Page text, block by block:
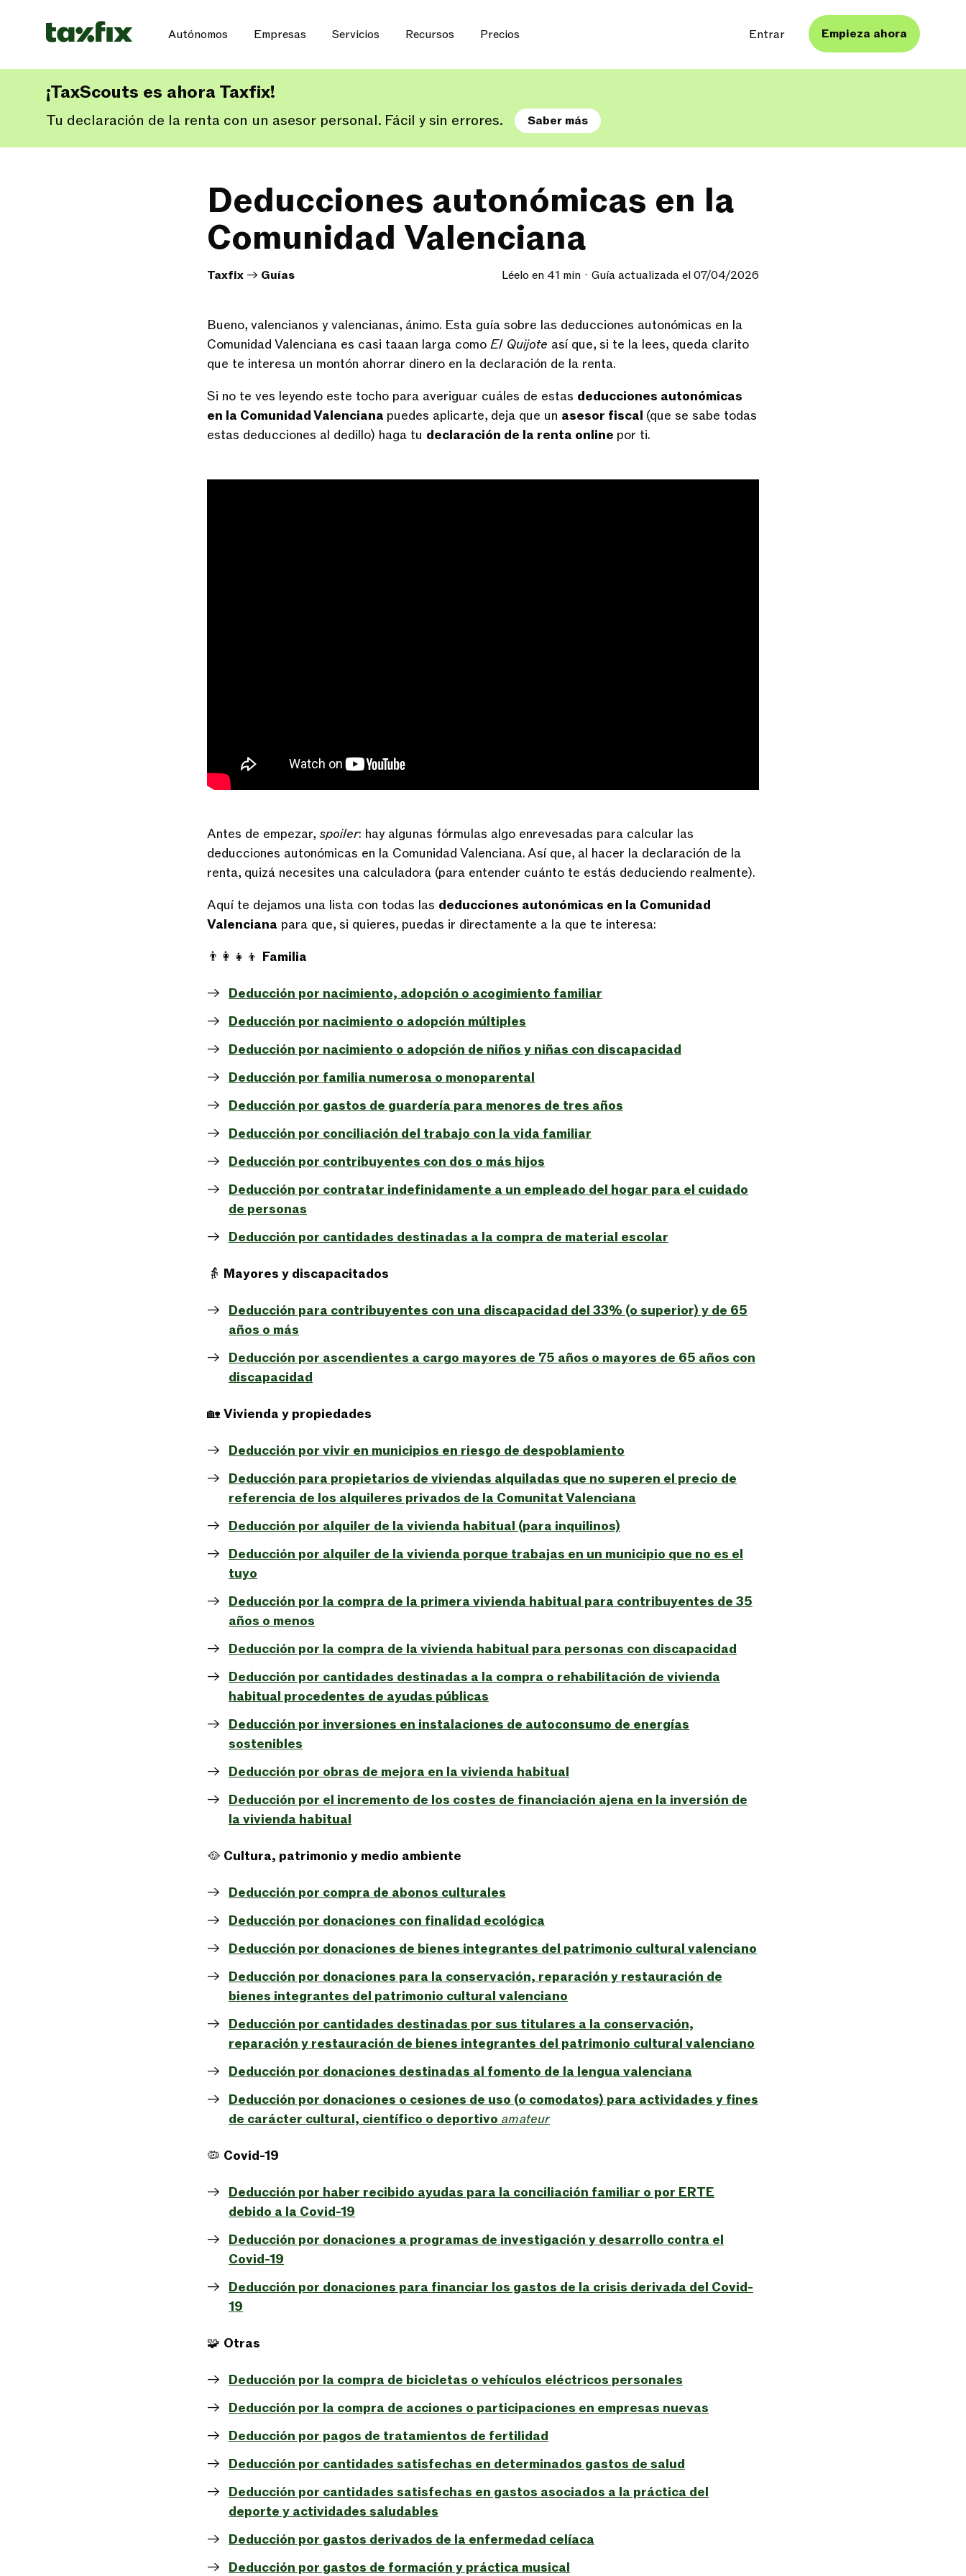
Autónomos Empresas Servicios Recursos Precios Entrar Empieza ahora
¡TaxScouts es ahora Taxfix!
Tu declaración de la renta con un asesor personal. Fácil y sin errores. Saber más
Deducciones autonómicas en la
Comunidad Valenciana
Taxfix -> Guías Léelo en 41 min Guía actualizada el 07/04/2026
Bueno, valencianos y valencianas, ánimo. Esta guía sobre las deducciones autonómicas en la
Comunidad Valenciana es casi taaan larga como El Quijote así que, si te la lees, queda clarito
que te interesa un montón ahorrar dinero en la declaración de la renta.
Si no te ves leyendo este tocho para averiguar cuáles de estas deducciones autonómicas
en la Comunidad Valenciana puedes aplicarte, deja que un asesor fiscal (que se sabe todas
estas deducciones al dedillo) haga tu declaración de la renta online por ti.
Antes de empezar, spoiler: hay algunas fórmulas algo enrevesadas para calcular las
deducciones autonómicas en la Comunidad Valenciana. Así que, al hacer la declaración de la
renta, quizá necesites una calculadora (para entender cuánto te estás deduciendo realmente).
Aquí te dejamos una lista con todas las deducciones autonómicas en la Comunidad
Valenciana para que, si quieres, puedas ir directamente a la que te interesa:
👨‍👩‍👧‍👦 Familia
Deducción por nacimiento, adopción o acogimiento familiar
Deducción por nacimiento o adopción múltiples
Deducción por nacimiento o adopción de niños y niñas con discapacidad
Deducción por familia numerosa o monoparental
Deducción por gastos de guardería para menores de tres años
Deducción por conciliación del trabajo con la vida familiar
Deducción por contribuyentes con dos o más hijos
Deducción por contratar indefinidamente a un empleado del hogar para el cuidado
de personas
Deducción por cantidades destinadas a la compra de material escolar
👵 Mayores y discapacitados
Deducción para contribuyentes con una discapacidad del 33% (o superior) y de 65
años o más
Deducción por ascendientes a cargo mayores de 75 años o mayores de 65 años con
discapacidad
🏡 Vivienda y propiedades
Deducción por vivir en municipios en riesgo de despoblamiento
Deducción para propietarios de viviendas alquiladas que no superen el precio de
referencia de los alquileres privados de la Comunitat Valenciana
Deducción por alquiler de la vivienda habitual (para inquilinos)
Deducción por alquiler de la vivienda porque trabajas en un municipio que no es el
tuyo
Deducción por la compra de la primera vivienda habitual para contribuyentes de 35
años o menos
Deducción por la compra de la vivienda habitual para personas con discapacidad
Deducción por cantidades destinadas a la compra o rehabilitación de vivienda
habitual procedentes de ayudas públicas
Deducción por inversiones en instalaciones de autoconsumo de energías
sostenibles
Deducción por obras de mejora en la vivienda habitual
Deducción por el incremento de los costes de financiación ajena en la inversión de
la vivienda habitual
🥘 Cultura, patrimonio y medio ambiente
Deducción por compra de abonos culturales
Deducción por donaciones con finalidad ecológica
Deducción por donaciones de bienes integrantes del patrimonio cultural valenciano
Deducción por donaciones para la conservación, reparación y restauración de
bienes integrantes del patrimonio cultural valenciano
Deducción por cantidades destinadas por sus titulares a la conservación,
reparación y restauración de bienes integrantes del patrimonio cultural valenciano
Deducción por donaciones destinadas al fomento de la lengua valenciana
Deducción por donaciones o cesiones de uso (o comodatos) para actividades y fines
de carácter cultural, científico o deportivo amateur
🦠 Covid-19
Deducción por haber recibido ayudas para la conciliación familiar o por ERTE
debido a la Covid-19
Deducción por donaciones a programas de investigación y desarrollo contra el
Covid-19
Deducción por donaciones para financiar los gastos de la crisis derivada del Covid-
19
🧩 Otras
Deducción por la compra de bicicletas o vehículos eléctricos personales
Deducción por la compra de acciones o participaciones en empresas nuevas
Deducción por pagos de tratamientos de fertilidad
Deducción por cantidades satisfechas en determinados gastos de salud
Deducción por cantidades satisfechas en gastos asociados a la práctica del
deporte y actividades saludables
Deducción por gastos derivados de la enfermedad celíaca
Deducción por gastos de formación y práctica musical